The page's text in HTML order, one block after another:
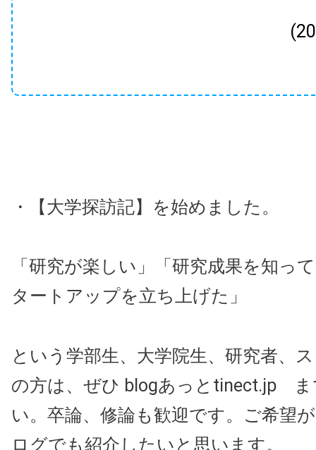
・【大学探訪記】を始めました。
「研究が楽しい」「研究成果を知っ
タートアップを立ち上げた」
という学部生、大学院生、研究者、
の方は、ぜひ blogあっとtinect.jp ま
い。卒論、修論も歓迎です。ご希望
ログでも紹介したいと思います。